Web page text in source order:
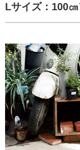
Lサイズ：100